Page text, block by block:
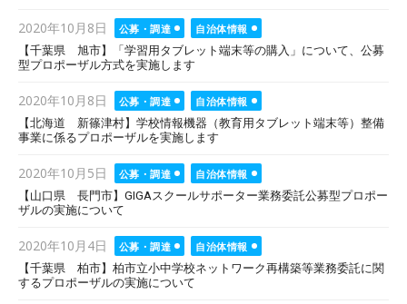
Posted
on
2020年10月8日 公募・調達
自治体情報
【千葉県 旭市】「学習用タブレット端末等の購入」について、公募
型プロポーザル方式を実施します
Posted
on
2020年10月8日 公募・調達
自治体情報
【北海道 新篠津村】学校情報機器（教育用タブレット端末等）整備
事業に係るプロポーザルを実施します
Posted
on
2020年10月5日 公募・調達
自治体情報
【山口県 長門市】GIGAスクールサポーター業務委託公募型プロポー
ザルの実施について
Posted
on
2020年10月4日 公募・調達
自治体情報
【千葉県 柏市】柏市立小中学校ネットワーク再構築等業務委託に関
するプロポーザルの実施について